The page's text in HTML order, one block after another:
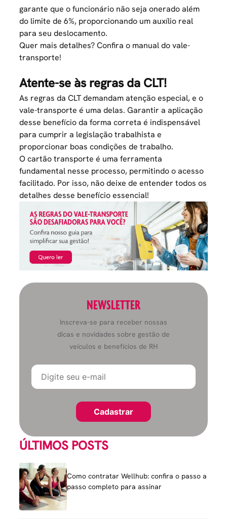
garante que o funcionário não seja onerado além
do limite de 6%, proporcionando um auxílio real
para seu deslocamento.
Quer mais detalhes? Confira o manual dovale-
transporte!
Atente-se às regras da CLT!
As regras da CLT demandam atenção especial, e o
vale-transporte é uma delas. Garantir a aplicação
desse benefício da forma correta é indispensável
para cumprir a legislação trabalhista e
proporcionar boas condições de trabalho.
Ocartão transporte é uma ferramenta
fundamental nesse processo, permitindo o acesso
facilitado. Por isso, não deixe de entender todos os
detalhes desse benefício essencial!
NEWSLETTER
Inscreva-se para receber nossas
dicas e novidades sobre gestão de
veículos e benefícios de RH
ÚLTIMOS POSTS
Como contratar Wellhub: confira o passo a
passo completo para assinar